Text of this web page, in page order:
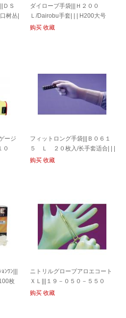
Ｓ
树丛|
ダイローブ手袋|||Ｈ２００
Ｌ/Dairobu手套| | | H200大号
购买 收藏
ージ
| | |
フィットロング手袋|||Ｂ０６１
５ Ｌ ２０枚入/长手套适合| | |
B0615 L 20枚入
购买 收藏
ﾜﾝ|||
枚
ニトリルグローブアロエコート
ＸＬ|||１９－０５０－５５０
Ｄ １００入/丁腈手套芦荟大衣
购买 收藏